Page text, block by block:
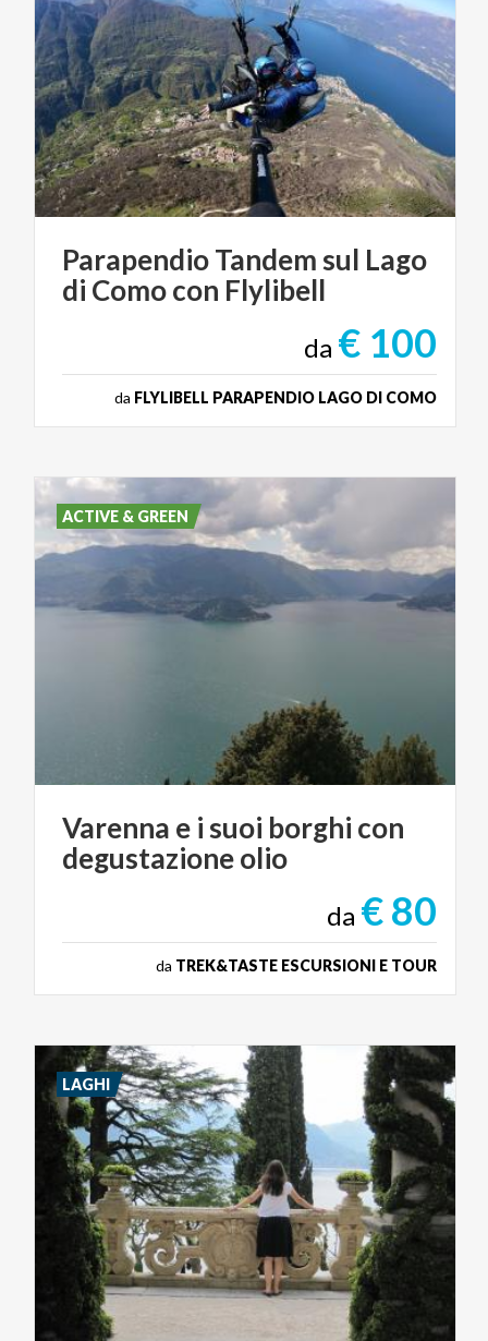
ParapendioTandem sul Lago
di Comocon Flylibell
da € 100
da FLYLIBELL PARAPENDIO LAGO DI COMO
Varenna e i suoi borghi con
degustazioneolio
da € 80
da TREK&TASTE ESCURSIONI E TOUR
ACTIVE & GREEN
LAGHI